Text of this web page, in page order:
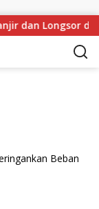
dan Longsor di